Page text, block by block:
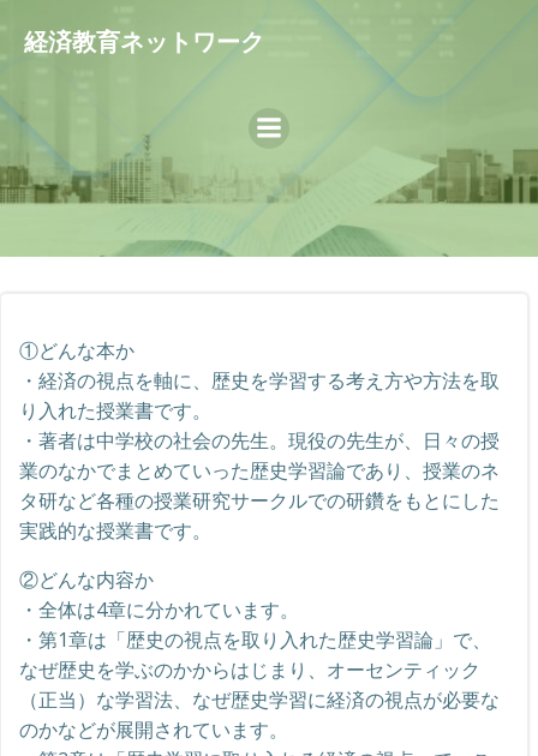
ツ
経済教育ネットワーク
①どんな本か
・経済の視点を軸に、歴史を学習する考え方や方法を取
り入れた授業書です。
・著者は中学校の社会の先生。現役の先生が、日々の授
業のなかでまとめていった歴史学習論であり、授業のネ
タ研など各種の授業研究サークルでの研鑽をもとにした
実践的な授業書です。
②どんな内容か
・全体は4章に分かれています。
・第1章は「歴史の視点を取り入れた歴史学習論」で、
なぜ歴史を学ぶのかからはじまり、オーセンティック
（正当）な学習法、なぜ歴史学習に経済の視点が必要な
のかなどが展開されています。